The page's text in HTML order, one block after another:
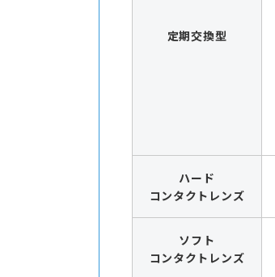
定期交換型
ハード
コンタクトレンズ
ソフト
コンタクトレンズ